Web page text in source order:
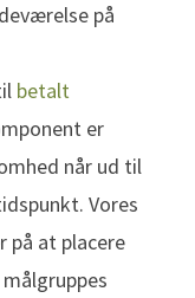
på
betalt
er
når ud til
Vores
på at placere